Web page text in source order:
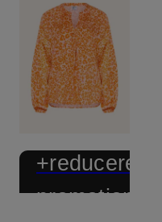
+reducere